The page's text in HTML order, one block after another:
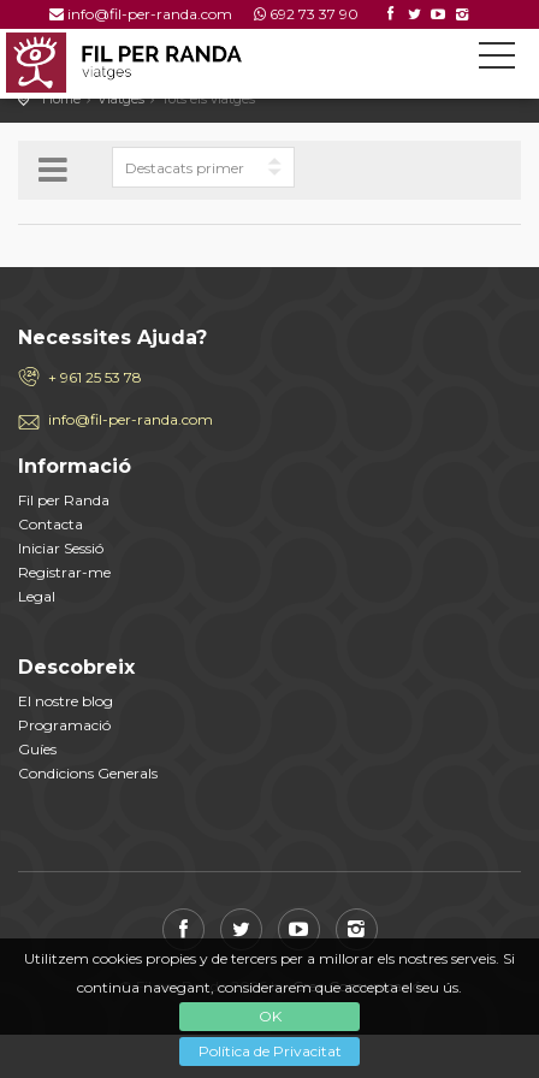
Utilitzem cookies propies y de tercers per a millorar els nostres serveis. Si
continua navegant, considerarem que accepta el seu ús.
OK
Política de Privacitat
info@fil-per-randa.com 692 73 37 90
Home Viatges Tots els viatges
Necessites Ajuda?
+ 961 25 53 78
info@fil-per-randa.com
Informació
Fil per Randa
Contacta
Iniciar Sessió
Registrar-me
Legal
Descobreix
El nostre blog
Programació
Guíes
Condicions Generals
© Fil per Randa 2026 byCrea Comunicació